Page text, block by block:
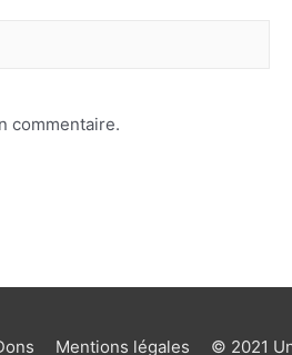
commentaire.
Mentions légales © 2021